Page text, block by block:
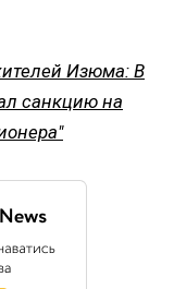
Изюма: В
санкцию на